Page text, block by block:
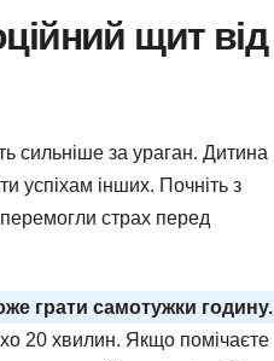
щит від
сильніше за ураган. Дитина
успіхам інших. Почніть з
страх перед
грати самотужки годину.
20 хвилин. Якщо помічаєте